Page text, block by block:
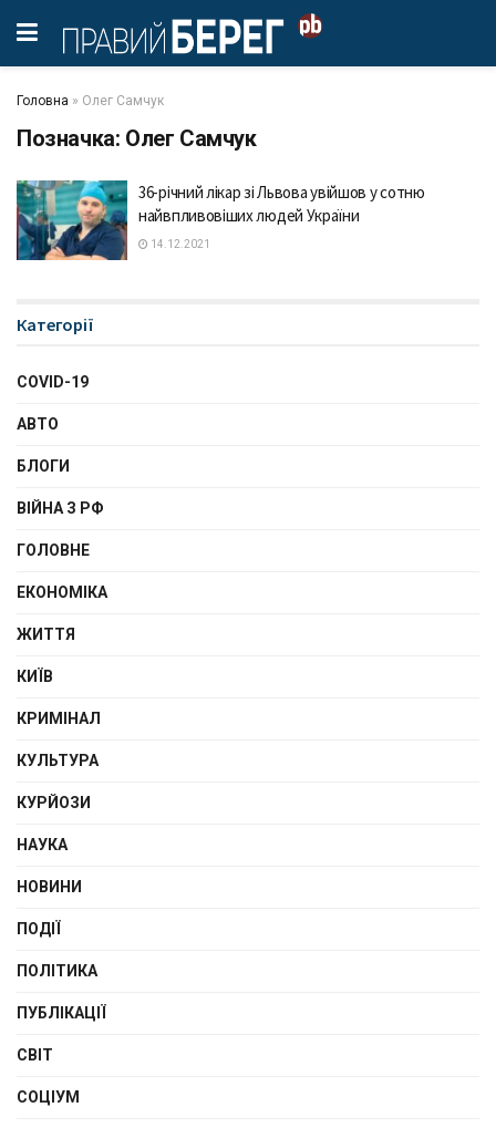
Головна » Олег Самчук
Позначка: Олег Самчук
36-річний лікар зі Львова увійшов у сотню
найвпливовіших людей України
14.12.2021
Категорії
COVID-19
АВТО
БЛОГИ
ВІЙНА З РФ
ГОЛОВНЕ
ЕКОНОМІКА
ЖИТТЯ
КИЇВ
КРИМІНАЛ
КУЛЬТУРА
КУРЙОЗИ
НАУКА
НОВИНИ
ПОДІЇ
ПОЛІТИКА
ПУБЛІКАЦІЇ
СВІТ
СОЦІУМ